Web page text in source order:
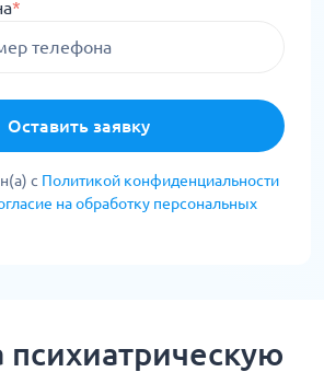
*
Оставить заявку
с Политикой конфиденциальности
на обработку персональных